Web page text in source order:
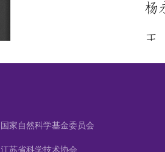
国家自然科学基金委员会
江苏省科学技术协会